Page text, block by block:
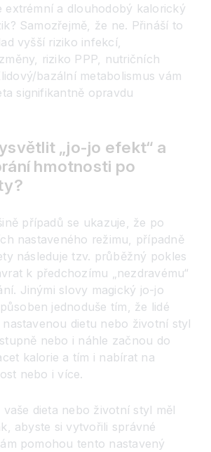
extrémní a dlouhodobý kalorický
Samozřejmě, že ne. Přináší to
vyšší riziko infekcí,
riziko PPP, nutričních
bazální metabolismus vám
signifikantně opravdu
„jo-jo efekt“ a
hmotnosti po
případů se ukazuje, že po
nastaveného režimu, případně
následuje tzv. průběžný pokles
k předchozímu „nezdravému“
Jinými slovy magický jo-jo
jednoduše tím, že lidé
dietu nebo životní styl
nebo i náhle začnou do
kalorie a tím i nabírat na
nebo i více.
vaše dieta nebo životní styl měl
abyste si vytvořili správné
pomohou tento nastavený